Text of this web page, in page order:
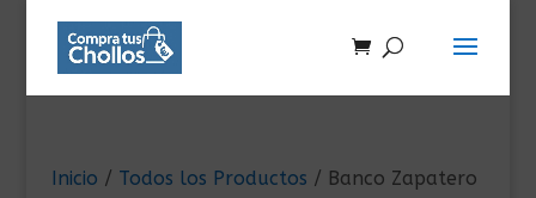
Inicio / Todos los Productos / Banco Zapatero